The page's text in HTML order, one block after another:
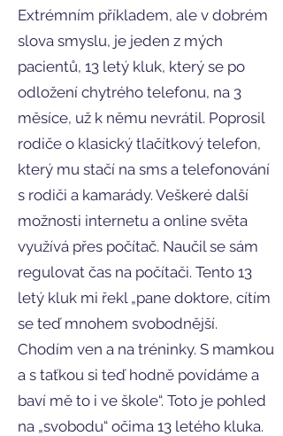
Extrémním příkladem, ale v dobrém
slova smyslu, je jeden z mých
pacientů, 13 letý kluk, který se po
odložení chytrého telefonu, na 3
měsíce, už k němu nevrátil. Poprosil
rodiče o klasický tlačítkový telefon,
který mu stačí na sms a telefonování
s rodiči a kamarády. Veškeré další
možnosti internetu a online světa
využívá přes počítač. Naučil se sám
regulovat čas na počítači. Tento 13
letý kluk mi řekl „pane doktore, cítím
se teď mnohem svobodnější.
Chodím ven a na tréninky. S mamkou
a s taťkou si teď hodně povídáme a
baví mě to i ve škole“. Toto je pohled
na „svobodu“ očima 13 letého kluka.